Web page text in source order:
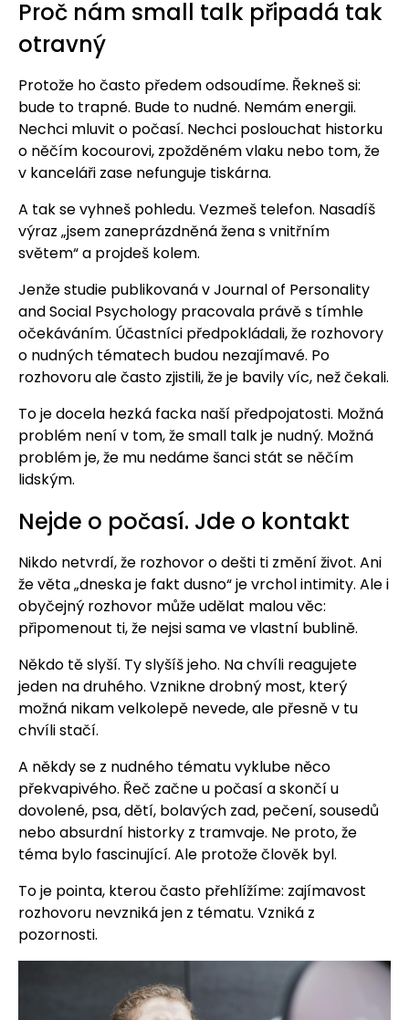
Proč nám small talk připadá tak
otravný
Protože ho často předem odsoudíme. Řekneš si:
bude to trapné. Bude to nudné. Nemám energii.
Nechci mluvit o počasí. Nechci poslouchat historku
o něčím kocourovi, zpožděném vlaku nebo tom, že
v kanceláři zase nefunguje tiskárna.
A tak se vyhneš pohledu. Vezmeš telefon. Nasadíš
výraz „jsem zaneprázdněná žena s vnitřním
světem“ a projdeš kolem.
Jenže studie publikovaná v Journal of Personality
and Social Psychology pracovala právě s tímhle
očekáváním. Účastníci předpokládali, že rozhovory
o nudných tématech budou nezajímavé. Po
rozhovoru ale často zjistili, že je bavily víc, než čekali.
To je docela hezká facka naší předpojatosti. Možná
problém není v tom, že small talk je nudný. Možná
problém je, že mu nedáme šanci stát se něčím
lidským.
Nejde o počasí. Jde o kontakt
Nikdo netvrdí, že rozhovor o dešti ti změní život. Ani
že věta „dneska je fakt dusno“ je vrchol intimity. Ale i
obyčejný rozhovor může udělat malou věc:
připomenout ti, že nejsi sama ve vlastní bublině.
Někdo tě slyší. Ty slyšíš jeho. Na chvíli reagujete
jeden na druhého. Vznikne drobný most, který
možná nikam velkolepě nevede, ale přesně v tu
chvíli stačí.
A někdy se z nudného tématu vyklube něco
překvapivého. Řeč začne u počasí a skončí u
dovolené, psa, dětí, bolavých zad, pečení, sousedů
nebo absurdní historky z tramvaje. Ne proto, že
téma bylo fascinující. Ale protože člověk byl.
To je pointa, kterou často přehlížíme: zajímavost
rozhovoru nevzniká jen z tématu. Vzniká z
pozornosti.